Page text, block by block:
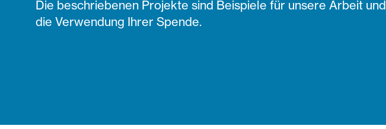
Die beschriebenen Projekte sind Beispiele für unsere Arbeit und
die Verwendung Ihrer Spende.